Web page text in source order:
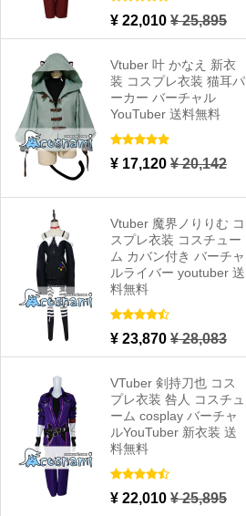
¥ 22,010 ¥ 25,895
Vtuber 叶 かなえ 新衣
装 コスプレ衣装 猫耳パ
ーカー バーチャル
YouTuber 送料無料
¥ 17,120 ¥ 20,142
Vtuber 魔界ノりりむ コ
スプレ衣装 コスチュー
ム カバン付き バーチャ
ルライバー youtuber 送
料無料
¥ 23,870 ¥ 28,083
VTuber 剣持刀也 コス
プレ衣装 咎人 コスチュ
ーム cosplay バーチャ
ルYouTuber 新衣装 送
料無料
¥ 22,010 ¥ 25,895